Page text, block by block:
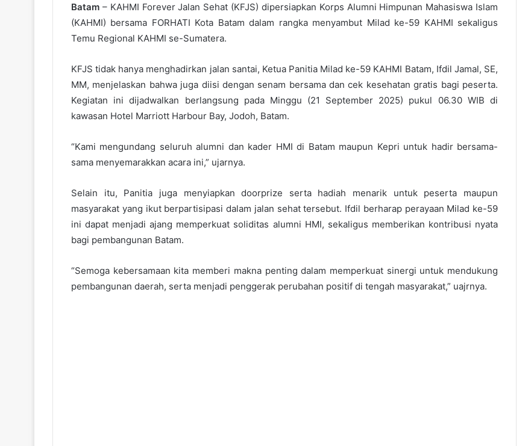
Batam – KAHMI Forever Jalan Sehat (KFJS) dipersiapkan Korps Alumni Himpunan Mahasiswa Islam
(KAHMI) bersama FORHATI Kota Batam dalam rangka menyambut Milad ke-59 KAHMI sekaligus
Temu Regional KAHMI se-Sumatera.
KFJS tidak hanya menghadirkan jalan santai, Ketua Panitia Milad ke-59 KAHMI Batam, Ifdil Jamal, SE,
MM, menjelaskan bahwa juga diisi dengan senam bersama dan cek kesehatan gratis bagi peserta.
Kegiatan ini dijadwalkan berlangsung pada Minggu (21 September 2025) pukul 06.30 WIB di
kawasan Hotel Marriott Harbour Bay, Jodoh, Batam.
“Kami mengundang seluruh alumni dan kader HMI di Batam maupun Kepri untuk hadir bersama-
sama menyemarakkan acara ini,” ujarnya.
Selain itu, Panitia juga menyiapkan doorprize serta hadiah menarik untuk peserta maupun
masyarakat yang ikut berpartisipasi dalam jalan sehat tersebut. Ifdil berharap perayaan Milad ke-59
ini dapat menjadi ajang memperkuat soliditas alumni HMI, sekaligus memberikan kontribusi nyata
bagi pembangunan Batam.
“Semoga kebersamaan kita memberi makna penting dalam memperkuat sinergi untuk mendukung
pembangunan daerah, serta menjadi penggerak perubahan positif di tengah masyarakat,” uajrnya.